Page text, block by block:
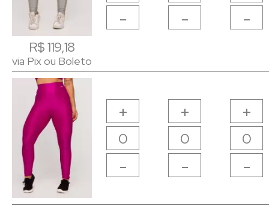
R$ 119,18
via Pix ou Boleto
- - -
+
-
+
-
+
-
R$ 119,18
via Pix ou Boleto